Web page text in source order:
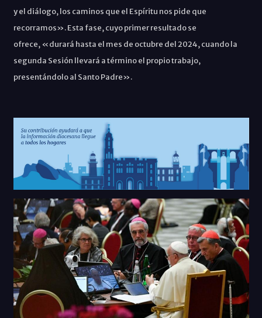
y el diálogo, los caminos que el Espíritu nos pide que
recorramos». Esta fase, cuyo primer resultado se
ofrece,«durará hasta el mes de octubre del 2024, cuando la
segunda Sesión llevará a término el propio trabajo,
presentándolo al Santo Padre».